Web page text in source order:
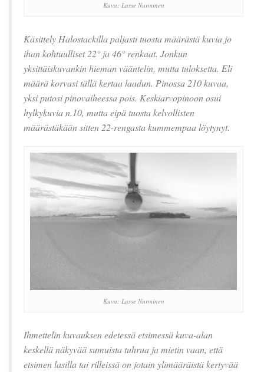
Kuva: Lasse Nurminen
Käsittely Halostackilla paljasti tuosta määrästä kuvia jo
ihan kohtuulliset 22° ja 46° renkaat. Jonkun
yksittäiskuvankin hieman vääntelin, mutta tuloksetta. Eli
määrä korvasi tällä kertaa laadun. Pinossa 210 kuvaa,
yksi putosi pinovaiheessa pois. Keskiarvopinoon osui
hylkykuvia n.10, mutta eipä tuosta kelvollisten
määrästäkään sitten 22-rengasta kummempaa löytynyt.
Kuva: Lasse Nurminen
Ihmettelin kuvauksen edetessä etsimessä kuva-alan
keskellä näkyvää sumuista tuhrua ja mietin vaan, että
etsimen lasilla tai rilleissä on jotain ylimääräistä kertyvää